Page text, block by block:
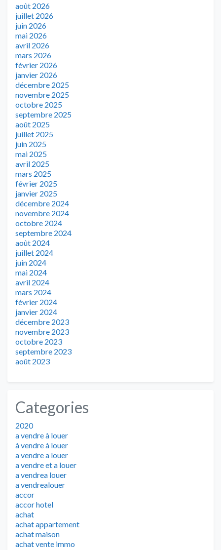
août 2026
juillet 2026
juin 2026
mai 2026
avril 2026
mars 2026
février 2026
janvier 2026
décembre 2025
novembre 2025
octobre 2025
septembre 2025
août 2025
juillet 2025
juin 2025
mai 2025
avril 2025
mars 2025
février 2025
janvier 2025
décembre 2024
novembre 2024
octobre 2024
septembre 2024
août 2024
juillet 2024
juin 2024
mai 2024
avril 2024
mars 2024
février 2024
janvier 2024
décembre 2023
novembre 2023
octobre 2023
septembre 2023
août 2023
Categories
2020
a vendre à louer
à vendre à louer
a vendre a louer
a vendre et a louer
a vendrea louer
a vendrealouer
accor
accor hotel
achat
achat appartement
achat maison
achat vente immo